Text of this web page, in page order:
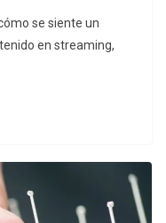
se siente un
en streaming,